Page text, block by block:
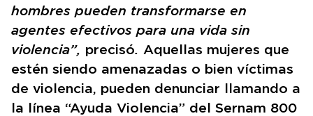
hombres pueden transformarse en
agentes efectivos para una vida sin
violencia”, precisó. Aquellas mujeres que
estén siendo amenazadas o bien víctimas
de violencia, pueden denunciar llamando a
la línea “Ayuda Violencia” del Sernam 800